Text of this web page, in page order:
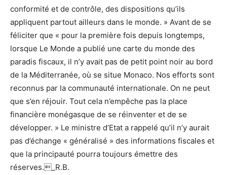
conformité et de contrôle, des dispositions qu’ils
appliquent partout ailleurs dans le monde. » Avant de se
féliciter que « pour la première fois depuis longtemps,
lorsque Le Monde a publié une carte du monde des
paradis fiscaux, il n’y avait pas de petit point noir au bord
de la Méditerranée, où se situe Monaco. Nos efforts sont
reconnus par la communauté internationale. On ne peut
que s’en réjouir. Tout cela n’empêche pas la place
financière monégasque de se réinventer et de se
développer. » Le ministre d’Etat a rappelé qu’il n’y aurait
pas d’échange « généralisé » des informations fiscales et
que la principauté pourra toujours émettre des
réserves._R.B.